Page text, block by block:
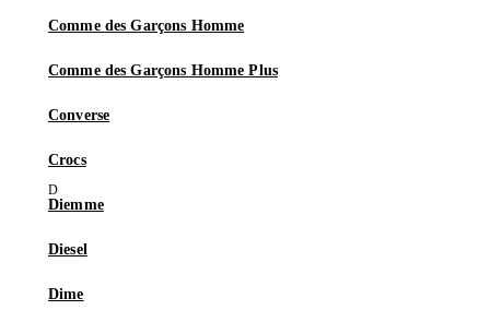
Comme des Garçons Homme
Comme des Garçons Homme Plus
Converse
Crocs
Diemme
Diesel
Dime